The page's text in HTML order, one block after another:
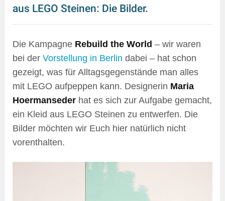
aus LEGO Steinen: Die Bilder.
Die Kampagne Rebuild the World – wir waren
bei der Vorstellung in Berlin dabei – hat schon
gezeigt, was für Alltagsgegenstände man alles
mit LEGO aufpeppen kann. Designerin Maria
Hoermanseder hat es sich zur Aufgabe gemacht,
ein Kleid aus LEGO Steinen zu entwerfen. Die
Bilder möchten wir Euch hier natürlich nicht
vorenthalten.